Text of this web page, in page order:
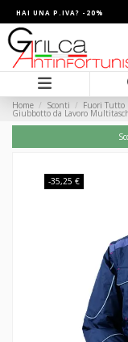
HAI UNA P.IVA? -20%
Home Sconti Fuori Tutto
Giubbotto da Lavoro
-35,25 €